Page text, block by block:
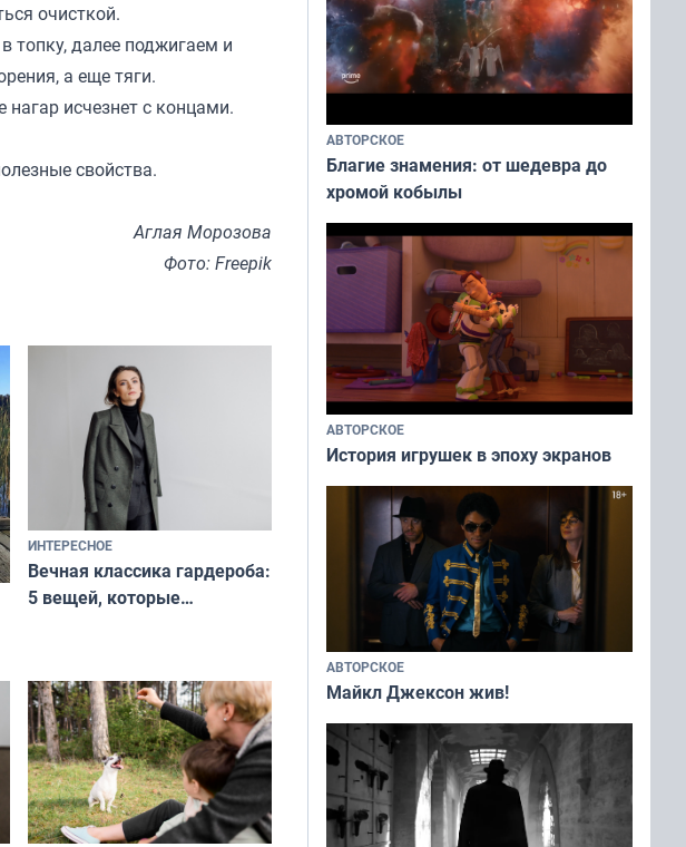
очисткой.
топку, далее поджигаем и
а еще тяги.
исчезнет с концами.
свойства.
Аглая Морозова
Фото: Freepik
ИНТЕРЕСНОЕ
Вечная классика гардероба:
5 вещей, которые
и актуально в любой сезон
АВТОРСКОЕ
Благие знамения: от шедевра до
хромой кобылы
АВТОРСКОЕ
История игрушек в эпоху экранов
АВТОРСКОЕ
Майкл Джексон жив!